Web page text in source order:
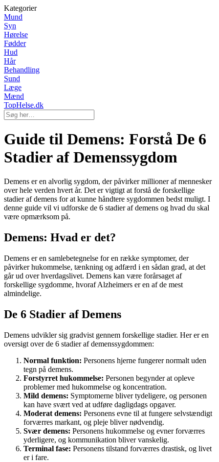
Kategorier
Mund
Syn
Hørelse
Fødder
Hud
Hår
Behandling
Sund
Læge
Mænd
TopHelse.dk
Guide til Demens: Forstå De 6
Stadier af Demenssygdom
Demens er en alvorlig sygdom, der påvirker millioner af mennesker
over hele verden hvert år. Det er vigtigt at forstå de forskellige
stadier af demens for at kunne håndtere sygdommen bedst muligt. I
denne guide vil vi udforske de 6 stadier af demens og hvad du skal
være opmærksom på.
Demens: Hvad er det?
Demens er en samlebetegnelse for en række symptomer, der
påvirker hukommelse, tænkning og adfærd i en sådan grad, at det
går ud over hverdagslivet. Demens kan være forårsaget af
forskellige sygdomme, hvoraf Alzheimers er en af de mest
almindelige.
De 6 Stadier af Demens
Demens udvikler sig gradvist gennem forskellige stadier. Her er en
oversigt over de 6 stadier af demenssygdommen:
Normal funktion: Personens hjerne fungerer normalt uden
tegn på demens.
Forstyrret hukommelse: Personen begynder at opleve
problemer med hukommelse og koncentration.
Mild demens: Symptomerne bliver tydeligere, og personen
kan have svært ved at udføre dagligdags opgaver.
Moderat demens: Personens evne til at fungere selvstændigt
forværres markant, og pleje bliver nødvendig.
Svær demens: Personens hukommelse og evner forværres
yderligere, og kommunikation bliver vanskelig.
Terminal fase: Personens tilstand forværres drastisk, og livet
er i fare.